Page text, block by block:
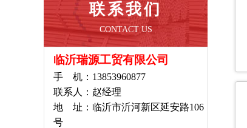
联系我们
CONTACT US
临沂瑞源工贸有限公司
手 机：13853960877
联系人：赵经理
地 址：临沂市沂河新区延安路106
号